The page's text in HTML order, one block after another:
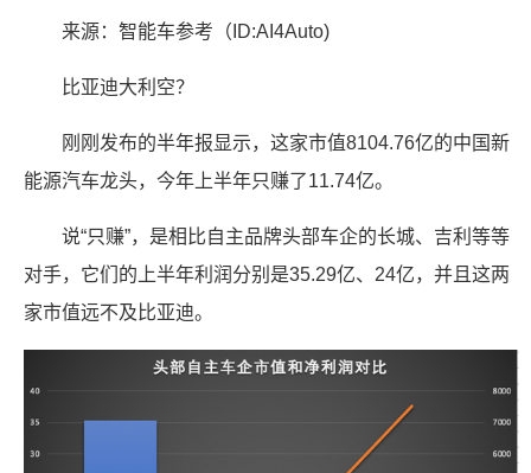
来源：智能车参考（ID:AI4Auto)
比亚迪大利空？
刚刚发布的半年报显示，这家市值8104.76亿的中国新
能源汽车龙头，今年上半年只赚了11.74亿。
说“只赚”，是相比自主品牌头部车企的长城、吉利等等
对手，它们的上半年利润分别是35.29亿、24亿，并且这两
家市值远不及比亚迪。